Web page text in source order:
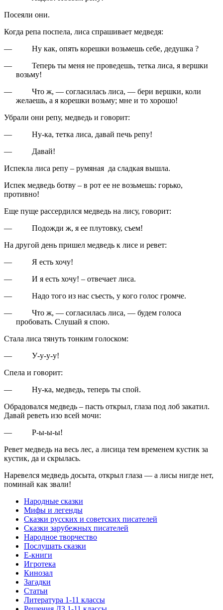
Посеяли они.
Когда репа поспела, лиса спрашивает медведя:
—
Ну как, опять корешки возьмешь себе, дедушка ?
—
Теперь ты меня не проведешь, тетка лиса, я вершки
возьму!
—
Что ж, — согласилась лиса, — бери вершки, коли
желаешь, а я корешки возьму; мне и то хорошо!
Убрали они репу, медведь и говорит:
—
Ну-ка, тетка лиса, давай печь репу!
—
Давай!
Испекла лиса репу – румяная да сладкая вышла.
Испек медведь ботву – в рот ее не возьмешь: горько,
противно!
Еще пуще рассердился медведь на лису, говорит:
—
Подожди ж, я ее плутовку, съем!
На другой день пришел медведь к лисе и ревет:
—
Я есть хочу!
—
И я есть хочу! – отвечает лиса.
—
Надо того из нас съесть, у кого голос громче.
—
Что ж, — согласилась лиса, — будем голоса
пробовать. Слушай я спою.
Стала лиса тянуть тонким голоском:
—
У-у-у-у!
Спела и говорит:
—
Ну-ка, медведь, теперь ты спой.
Обрадовался медведь – пасть открыл, глаза под лоб закатил.
Давай реветь изо всей мочи:
—
Р-ы-ы-ы!
Ревет медведь на весь лес, а лисица тем временем кустик за
кустик, да и скрылась.
Наревелся медведь досыта, открыл глаза — а лисы нигде нет,
поминай как звали!
Народные сказки
Мифы и легенды
Сказки русских и советских писателей
Сказки зарубежных писателей
Народное творчество
Послушать сказки
Е-книги
Игротека
Кинозал
Загадки
Статьи
Литература 1-11 классы